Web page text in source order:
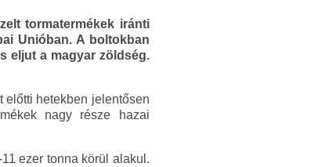
tormatermékek iránti
Unióban. A boltokban
eljut a magyar zöldség.
előtti hetekben jelentősen
nagy része hazai
ezer tonna körül alakul.